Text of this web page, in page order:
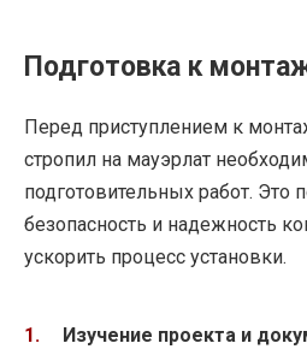
Подготовка к
Перед приступлением к
стропил на мауэрлат
подготовительных работ. Это
безопасность и надежность
ускорить процесс установки.
Изучение проекта и